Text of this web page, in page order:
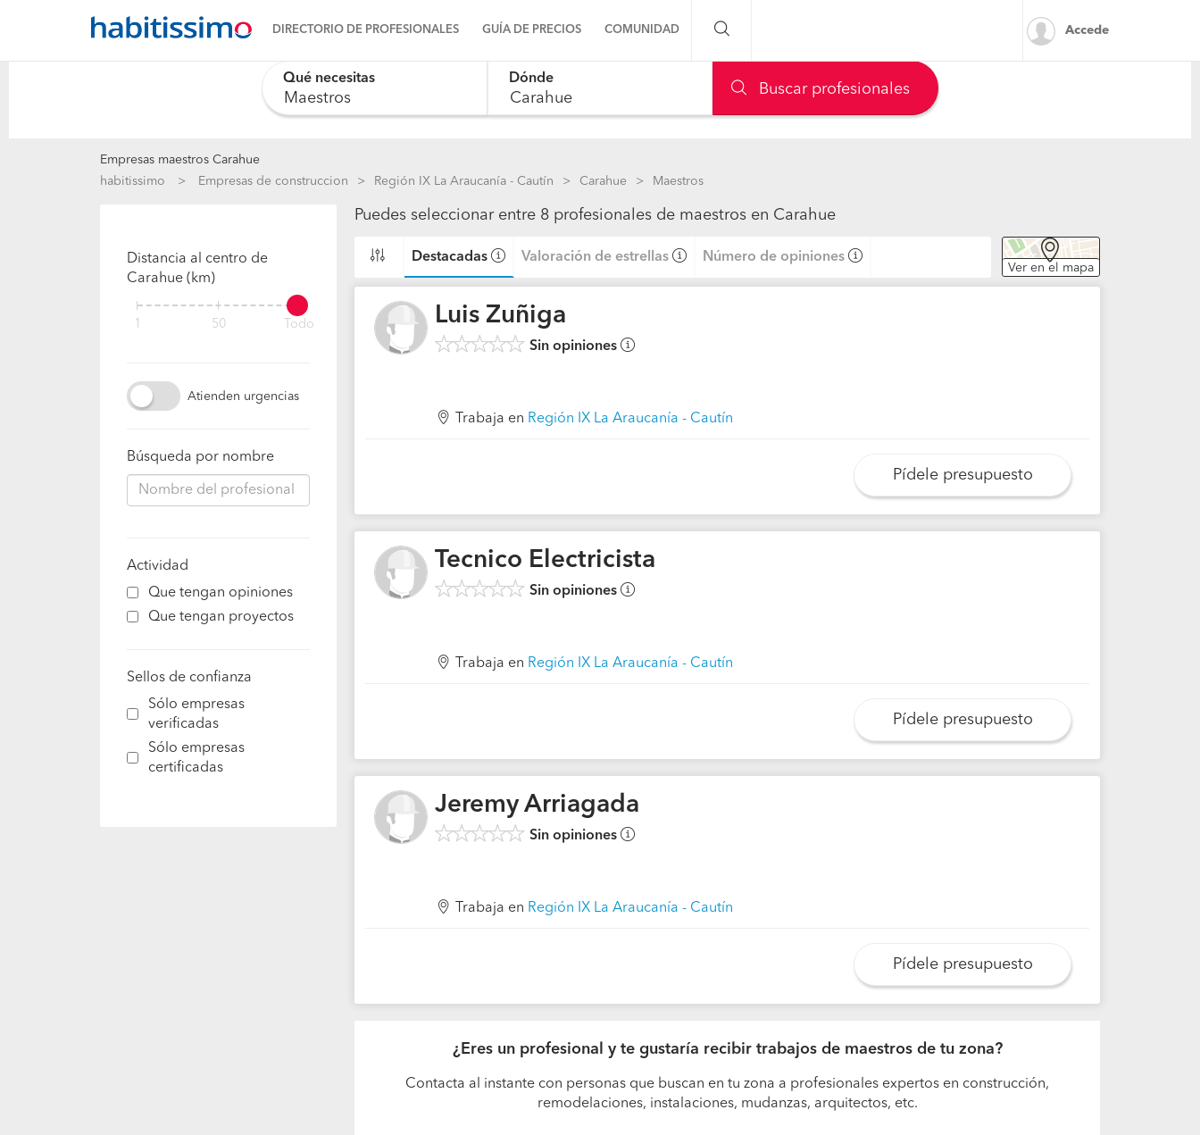
DIRECTORIO DE PROFESIONALES GUÍA DE PRECIOS COMUNIDAD
Preguntas a la comunidad
Procenter
Accede
Qué necesitas Dónde
Buscar profesionales
Empresas maestros Carahue
habitissimo
Empresas de construccion Región IX La Araucanía - Cautín Carahue Maestros
Distancia al centro de
Carahue (km)
1 50 Todo
Atienden urgencias
Búsqueda por nombre
Actividad
Que tengan opiniones
Que tengan proyectos
Sellos de confianza
Sólo empresas
verificadas
Sólo empresas
certificadas
Puedes seleccionar entre 8 profesionales de maestros en Carahue
Destacadas Valoración de estrellas Número de opiniones
Ver en el mapa
Luis Zuñiga
Sin opiniones
Trabaja en Región IX La Araucanía - Cautín
Pídele presupuesto
Tecnico Electricista
Sin opiniones
Trabaja en Región IX La Araucanía - Cautín
Pídele presupuesto
Jeremy Arriagada
Sin opiniones
Trabaja en Región IX La Araucanía - Cautín
Pídele presupuesto
¿Eres un profesional y te gustaría recibir trabajos de maestros de tu zona?
Contacta al instante con personas que buscan en tu zona a profesionales expertos en construcción,
remodelaciones, instalaciones, mudanzas, arquitectos, etc.